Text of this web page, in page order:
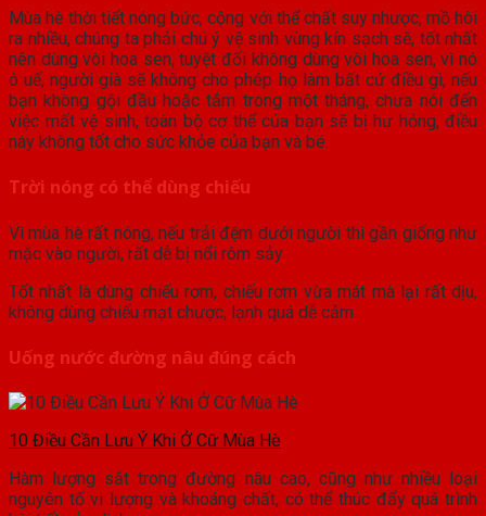
Mùa hè thời tiết nóng bức, cộng với thể chất suy nhược, mồ hôi
ra nhiều, chúng ta phải chú ý vệ sinh vùng kín sạch sẽ, tốt nhất
nên dùng vòi hoa sen, tuyệt đối không dùng vòi hoa sen, vì nó
ô uế, người già sẽ không cho phép họ làm bất cứ điều gì, nếu
bạn không gội đầu hoặc tắm trong một tháng, chưa nói đến
việc mất vệ sinh, toàn bộ cơ thể của bạn sẽ bị hư hỏng, điều
này không tốt cho sức khỏe của bạn và bé.
Trời nóng có thể dùng chiếu
Vì mùa hè rất nóng, nếu trải đệm dưới người thì gần giống như
mặc vào người, rất dễ bị nổi rôm sảy.
Tốt nhất là dùng chiếu rơm, chiếu rơm vừa mát mà lại rất dịu,
không dùng chiếu mạt chược, lạnh quá dễ cảm.
Uống nước đường nâu đúng cách
10 Điều Cần Lưu Ý Khi Ở Cữ Mùa Hè
Hàm lượng sắt trong đường nâu cao, cũng như nhiều loại
nguyên tố vi lượng và khoáng chất, có thể thúc đẩy quá trình